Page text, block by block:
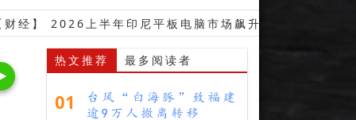
半年印尼平板电脑市场飙升31% 销量达130万台
热文推荐 最多阅读者
01
台风“白海豚”致福建
逾9万人撤离转移